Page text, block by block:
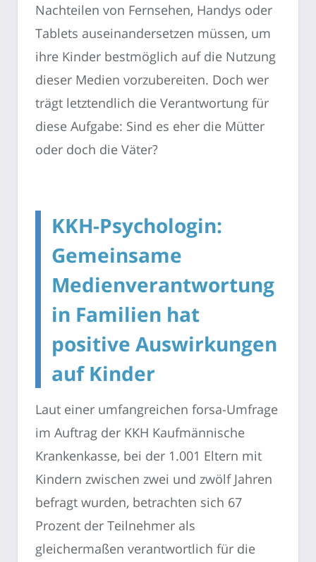
Nachteilen von Fernsehen, Handys oder
Tablets auseinandersetzen müssen, um
ihre Kinder bestmöglich auf die Nutzung
dieser Medien vorzubereiten. Doch wer
trägt letztendlich die Verantwortung für
diese Aufgabe: Sind es eher die Mütter
oder doch die Väter?
KKH-Psychologin:
Gemeinsame
Medienverantwortung
in Familien hat
positive Auswirkungen
auf Kinder
Laut einer umfangreichen forsa-Umfrage
im Auftrag der KKH Kaufmännische
Krankenkasse, bei der 1.001 Eltern mit
Kindern zwischen zwei und zwölf Jahren
befragt wurden, betrachten sich 67
Prozent der Teilnehmer als
gleichermaßen verantwortlich für die